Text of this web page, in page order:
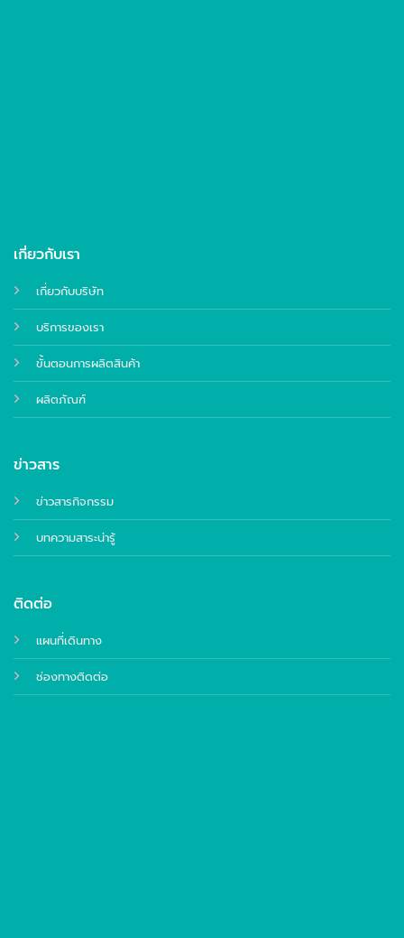
เกี่ยวกับเรา
เกี่ยวกับบริษัท
บริการของเรา
ขั้นตอนการผลิตสินค้า
ผลิตภัณฑ์
ข่าวสาร
ข่าวสารกิจกรรม
บทความสาระน่ารู้
ติดต่อ
แผนที่เดินทาง
ช่องทางติดต่อ